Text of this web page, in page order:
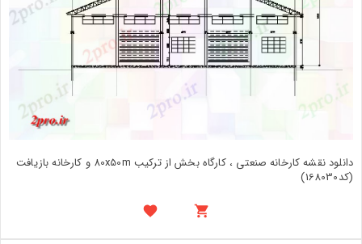
دانلود نقشه کارخانه صنعتی ، کارگاه بخش از ترکیب 80x50m و کارخانه بازیافت
(کد168030)